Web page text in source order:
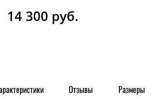
14 300 руб.
Отзывы Размеры